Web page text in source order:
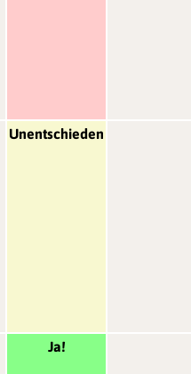
Unentschieden
Ja!